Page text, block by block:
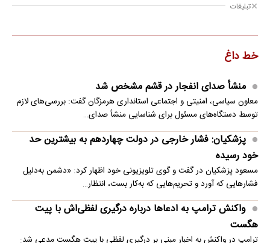
تبلیغات
خط داغ
منشأ صدای انفجار در قشم مشخص شد
معاون سیاسی، امنیتی و اجتماعی استانداری هرمزگان گفت: بررسی‌های لازم
توسط دستگاه‌های مسئول برای شناسایی منشأ صدای…
پزشکیان: فشار خارجی در دولت چهاردهم به بیشترین حد
خود رسیده
مسعود پزشکیان در گفت و گوی تلویزیونی خود اظهار کرد: «دشمن به‌دلیل
فشارهایی که آورد و تحریم‌هایی که به‌کار بست، انتظار…
واکنش ترامپ به ادعاها درباره درگیری لفظی‌اش با پیت
هگست
ترامپ در واکنش به اخبار مبنی بر درگیری لفظی با پیت هگست مدعی شد: